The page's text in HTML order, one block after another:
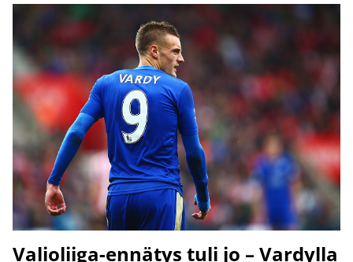
Valioliiga-ennätys tuli jo – Vardylla